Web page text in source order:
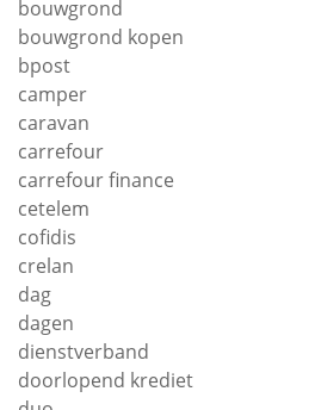
bouwgrond
bouwgrond kopen
bpost
camper
caravan
carrefour
carrefour finance
cetelem
cofidis
crelan
dag
dagen
dienstverband
doorlopend krediet